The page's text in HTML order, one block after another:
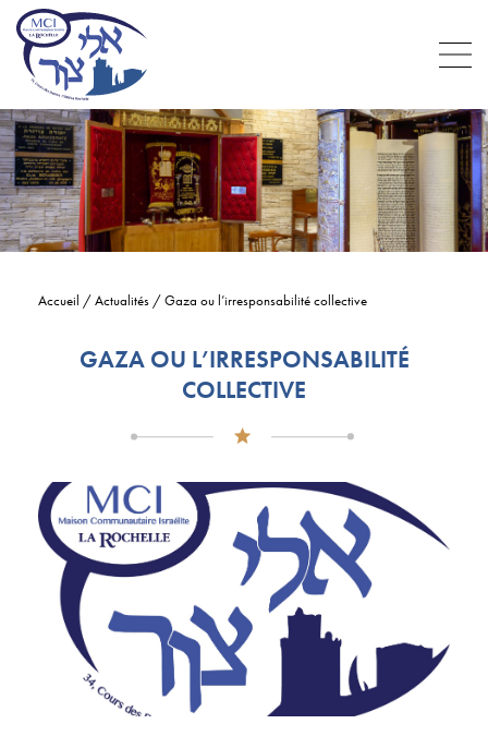
Accueil /Actualités /Gaza ou l’irresponsabilité collective
GAZA OU L’IRRESPONSABILITÉ
COLLECTIVE